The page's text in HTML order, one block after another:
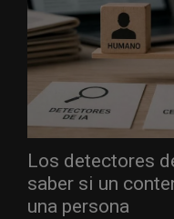
Los detectores
saber si un
una persona